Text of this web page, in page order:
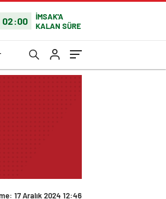
02:00
İMSAK'A
KALAN SÜRE
17 Aralık 2024 12:46